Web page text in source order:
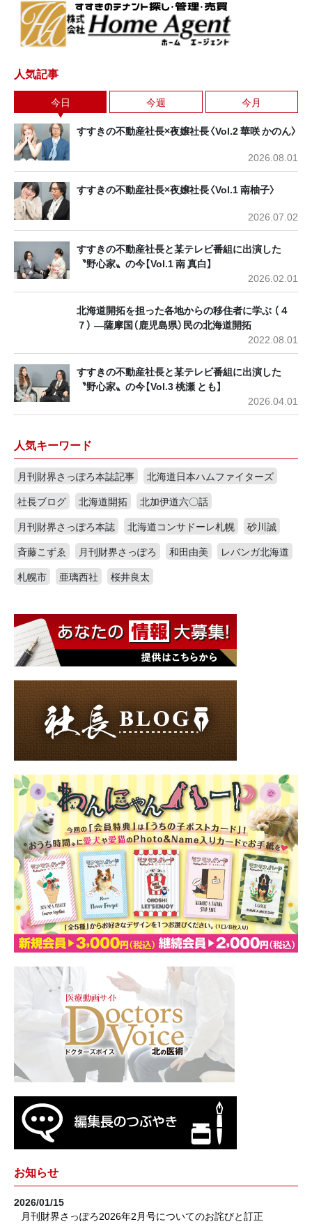
人気記事
今日 今週 今月
すすきの不動産社長×夜嬢社長〈Vol.2 華咲 かのん〉
2026.08.01
すすきの不動産社長×夜嬢社長〈Vol.1 南柚子〉
2026.07.02
すすきの不動産社長と某テレビ番組に出演した
〝野心家〟の今【Vol.1 南 真白】
2026.02.01
北海道開拓を担った各地からの移住者に学ぶ （４
７） ―薩摩国（鹿児島県）民の北海道開拓
2022.08.01
すすきの不動産社長と某テレビ番組に出演した
〝野心家〟の今【Vol.3 桃瀬 とも】
2026.04.01
人気キーワード
月刊財界さっぽろ本誌記事
北海道日本ハムファイターズ
社長ブログ
北海道開拓
北加伊道六〇話
月刊財界さっぽろ本誌
北海道コンサドーレ札幌
砂川誠
斉藤こずゑ
月刊財界さっぽろ 和田由美
レバンガ北海道
札幌市
亜璃西社 桜井良太
お知らせ
2026/01/15
月刊財界さっぽろ2026年2月号についてのお詫びと訂正